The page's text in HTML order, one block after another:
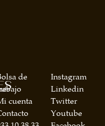
de
cuenta
Instagram
Linkedin
Twitter
Youtube